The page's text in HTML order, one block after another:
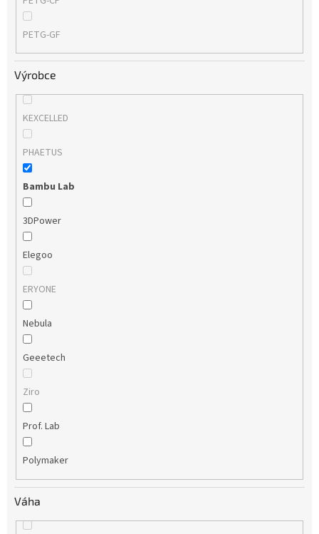
PETG-GF
Výrobce
KEXCELLED
PHAETUS
Bambu Lab
3DPower
Elegoo
ERYONE
Nebula
Geeetech
Ziro
Prof. Lab
Polymaker
Váha